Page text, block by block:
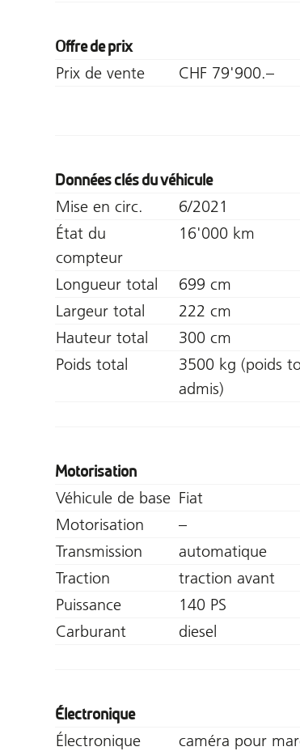
Offre de prix
Prix de vente CHF 79'900.–
Données clés du véhicule
Mise en circ.
6/2021
État du
compteur
16'000 km
Longueur total
699 cm
Largeur total
222 cm
Hauteur total
300 cm
Poids total
3500 kg (poids
admis)
Motorisation
Véhicule de base Fiat
Motorisation
–
Transmission
automatique
Traction
traction avant
Puissance
140 PS
Carburant
diesel
Électronique
Électronique
caméra pour